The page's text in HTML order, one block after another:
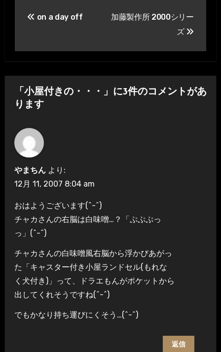
ゲ
ー
シ
ョ
ン
on a day off
加藤製作所 2000シリー
ズ
「小屋付きの・・・」に3件のコメントがあ
ります
やまちん より:
12月 11, 2007 8:04 am
おはようございます(^-^)
チャカさんの右脳は白味噌…？「ぷぷぷっ
っ」(^-^)
チャカさんの白味噌風右脳から浮かびあがっ
た「キャスター付き小屋ランドセル(もれな
く犬付き)」って、ドラエもんがポケットから
出してくれそうですね(^-^)
でもかなり持ち運びにくそう…(^-^)
返信